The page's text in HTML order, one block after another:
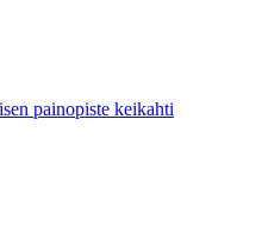
painopiste keikahti